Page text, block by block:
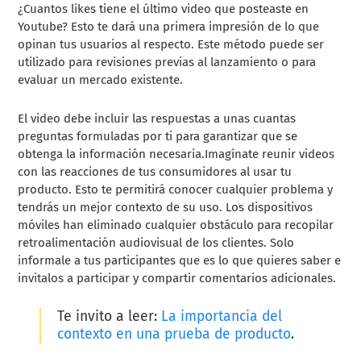
¿Cuantos likes tiene el último video que posteaste en
Youtube? Esto te dará una primera impresión de lo que
opinan tus usuarios al respecto. Este método puede ser
utilizado para revisiones previas al lanzamiento o para
evaluar un mercado existente.
El video debe incluir las respuestas a unas cuantas
preguntas formuladas por ti para garantizar que se
obtenga la información necesaria.Imagínate reunir videos
con las reacciones de tus consumidores al usar tu
producto. Esto te permitirá conocer cualquier problema y
tendrás un mejor contexto de su uso. Los dispositivos
móviles han eliminado cualquier obstáculo para recopilar
retroalimentación audiovisual de los clientes. Solo
informale a tus participantes que es lo que quieres saber e
invitalos a participar y compartir comentarios adicionales.
Te invito a leer: La importancia del
contexto en una prueba de producto.